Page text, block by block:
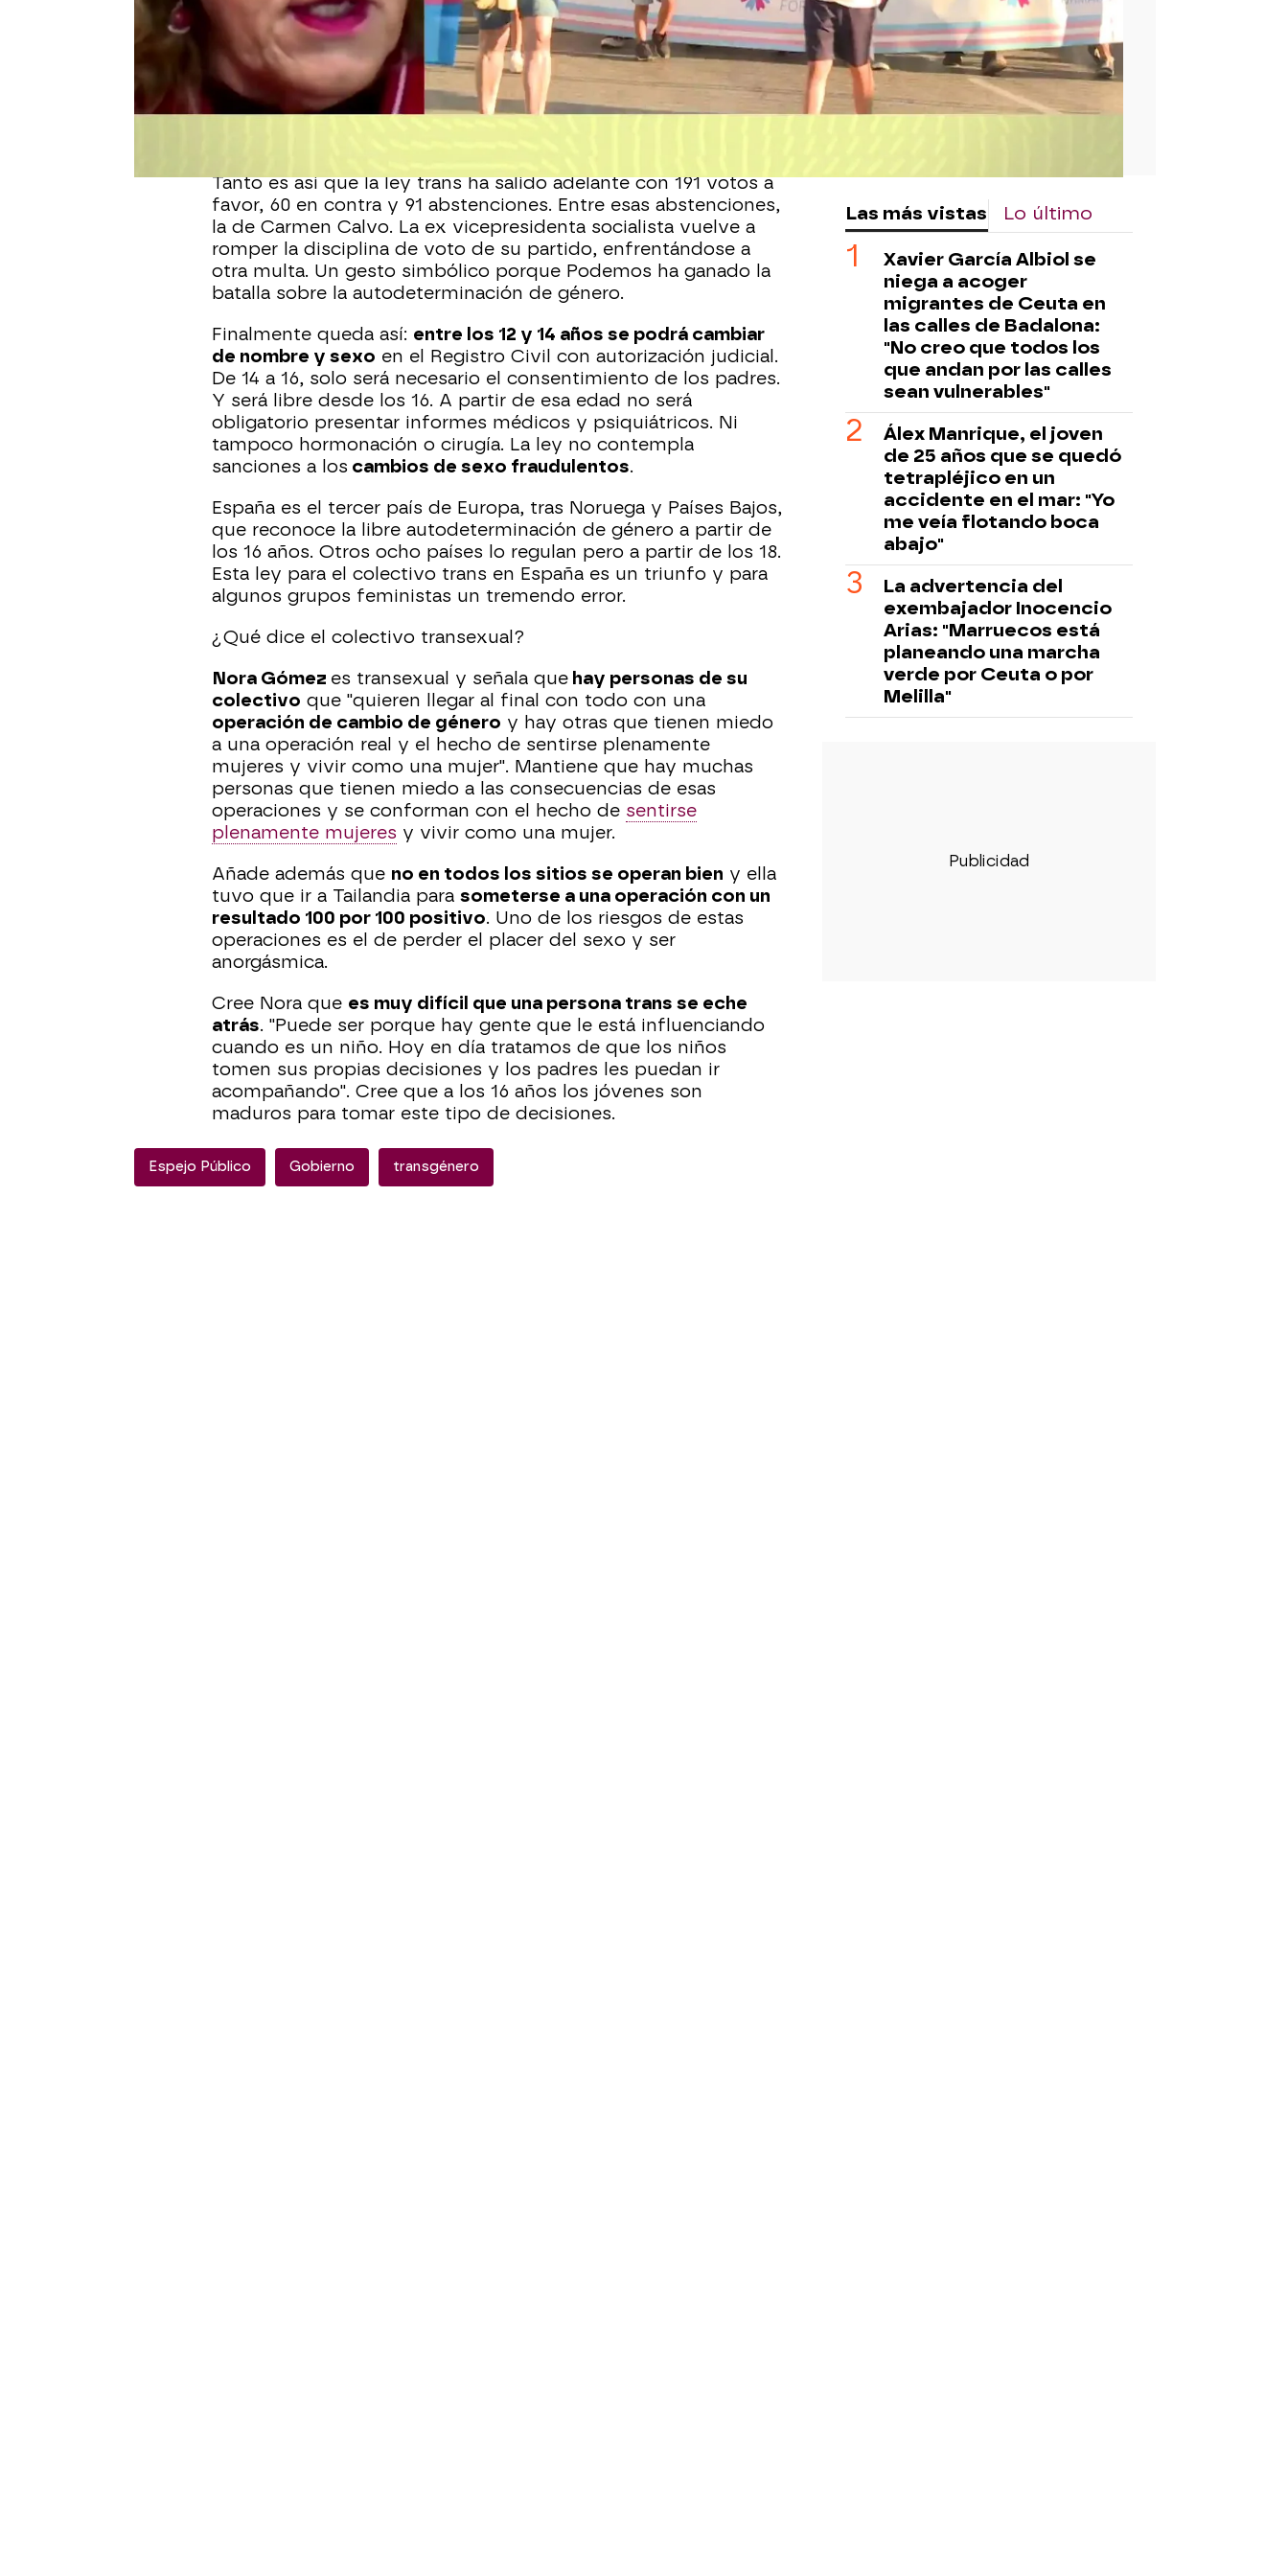
En pleno terremoto por la ley del 'solo sí es sí' Podemos ha
conseguido aprobar otras dos leyes de gran calado político:
nueva ley del abortoy laley trans. Esta última con gran
división dentro del movimiento feminista y del propio
Tanto es así que la ley trans ha salido adelante con 191 votos a
favor, 60 en contra y 91 abstenciones. Entre esas abstenciones,
la de Carmen Calvo. La ex vicepresidenta socialista vuelve a
romper la disciplina de voto de su partido, enfrentándose a
otra multa. Un gesto simbólico porque Podemos ha ganado la
batalla sobre la autodeterminación de género.
Finalmente queda así: entre los 12 y 14 años se podrá cambiar
de nombre y sexo en el Registro Civil con autorización judicial.
De 14 a 16, solo será necesario el consentimiento de los padres.
Y será libre desde los 16. A partir de esa edad no será
obligatorio presentar informes médicos y psiquiátricos. Ni
tampoco hormonación o cirugía. La ley no contempla
sanciones a los cambios de sexo fraudulentos.
España es el tercer país de Europa, tras Noruega y Países Bajos,
que reconoce la libre autodeterminación de género a partir de
los 16 años. Otros ocho países lo regulan pero a partir de los 18.
Esta ley para el colectivo trans en España es un triunfo y para
algunos grupos feministas un tremendo error.
¿Qué dice el colectivo transexual?
Nora Gómez es transexual y señala que hay personas de su
colectivo que "quieren llegar al final con todo con una
operación de cambio de género y hay otras que tienen miedo
a una operación real y el hecho de sentirse plenamente
mujeres y vivir como una mujer". Mantiene que hay muchas
personas que tienen miedo a las consecuencias de esas
operaciones y se conforman con el hecho de sentirse
plenamente mujeres y vivir como una mujer.
Añade además que no en todos los sitios se operan bien y ella
tuvo que ir a Tailandia para someterse a una operación con un
resultado 100 por 100 positivo. Uno de los riesgos de estas
operaciones es el de perder el placer del sexo y ser
anorgásmica.
Cree Nora que es muy difícil que una persona trans se eche
atrás. "Puede ser porque hay gente que le está influenciando
cuando es un niño. Hoy en día tratamos de que los niños
tomen sus propias decisiones y los padres les puedan ir
acompañando". Cree que a los 16 años los jóvenes son
maduros para tomar este tipo de decisiones.
Espejo Público Gobierno transgénero
Las más vistas Lo último
Xavier García Albiol se
niega a acoger
migrantes de Ceuta en
las calles de Badalona:
"No creo que todos los
que andan por las calles
sean vulnerables"
Álex Manrique, el joven
de 25 años que se quedó
tetrapléjico en un
accidente en el mar: "Yo
me veía flotando boca
abajo"
La advertencia del
exembajador Inocencio
Arias: "Marruecos está
planeando una marcha
verde por Ceuta o por
Melilla"